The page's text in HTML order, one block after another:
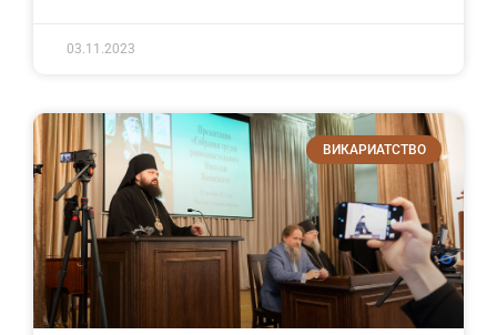
03.11.2023
ВИКАРИАТСТВО